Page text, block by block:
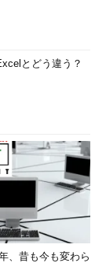
とどう違う？
、昔も今も変わら